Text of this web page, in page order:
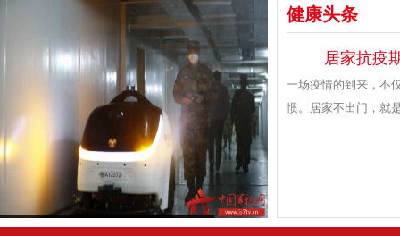
健康头条
居家抗疫
一场疫情的到来，不
惯。居家不出门，就